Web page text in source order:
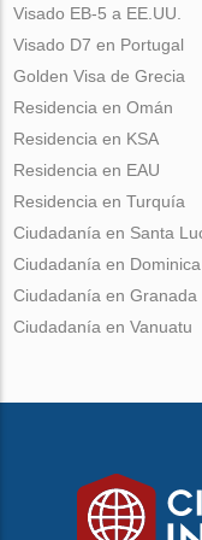
Visado EB-5 a EE.UU.
Visado D7 en Portugal
Golden Visa de Grecia
Residencia en Omán
Residencia en KSA
Residencia en EAU
Residencia en Turquía
Ciudadanía en Santa
Ciudadanía en Dominica
Ciudadanía en Granada
Ciudadanía en Vanuatu